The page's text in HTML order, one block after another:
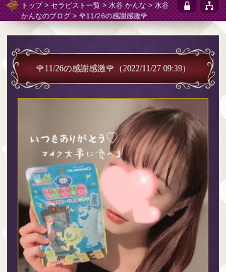
トップ> セラピスト一覧 >水谷 かんな > 水谷
かんなのブログ > 🌹11/26の感謝感激🌹
🌹11/26の感謝感激🌹 （2022/11/27 09:39）